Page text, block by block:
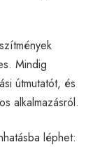
Mindig
útmutatót, és
alkalmazásról.
léphet: